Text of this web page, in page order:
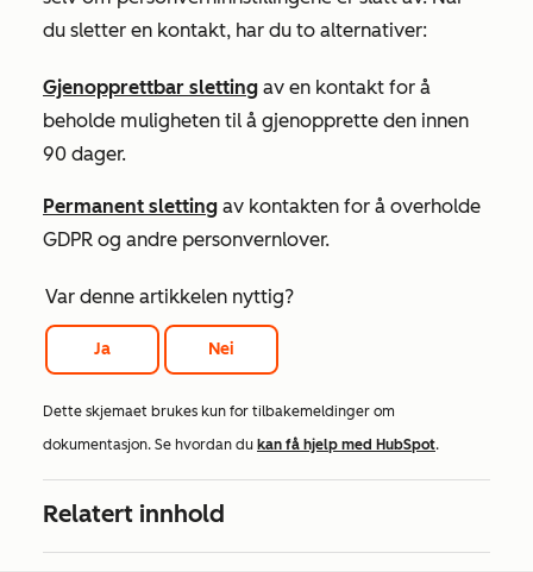
du sletter en kontakt, har du to alternativer:
Gjenopprettbar sletting av en kontakt for å
beholde muligheten til å gjenopprette den innen
90 dager.
Permanent sletting av kontakten for å overholde
GDPR og andre personvernlover.
Var denne artikkelen nyttig?
Ja Nei
Dette skjemaet brukes kun for tilbakemeldinger om
dokumentasjon. Se hvordan du kan få hjelp med HubSpot.
Relatert innhold